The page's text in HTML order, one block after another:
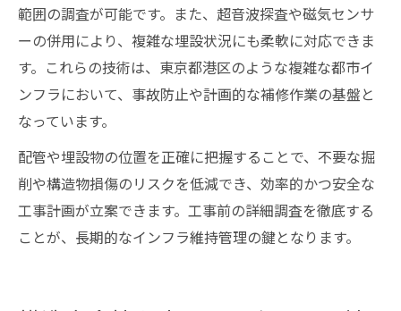
範囲の調査が可能です。また、超音波探査や磁気センサ
ーの併用により、複雑な埋設状況にも柔軟に対応できま
す。これらの技術は、東京都港区のような複雑な都市イ
ンフラにおいて、事故防止や計画的な補修作業の基盤と
なっています。
配管や埋設物の位置を正確に把握することで、不要な掘
削や構造物損傷のリスクを低減でき、効率的かつ安全な
工事計画が立案できます。工事前の詳細調査を徹底する
ことが、長期的なインフラ維持管理の鍵となります。